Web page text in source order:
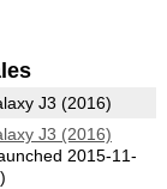
J3 (2016)
J3 (2016)
2015-11-